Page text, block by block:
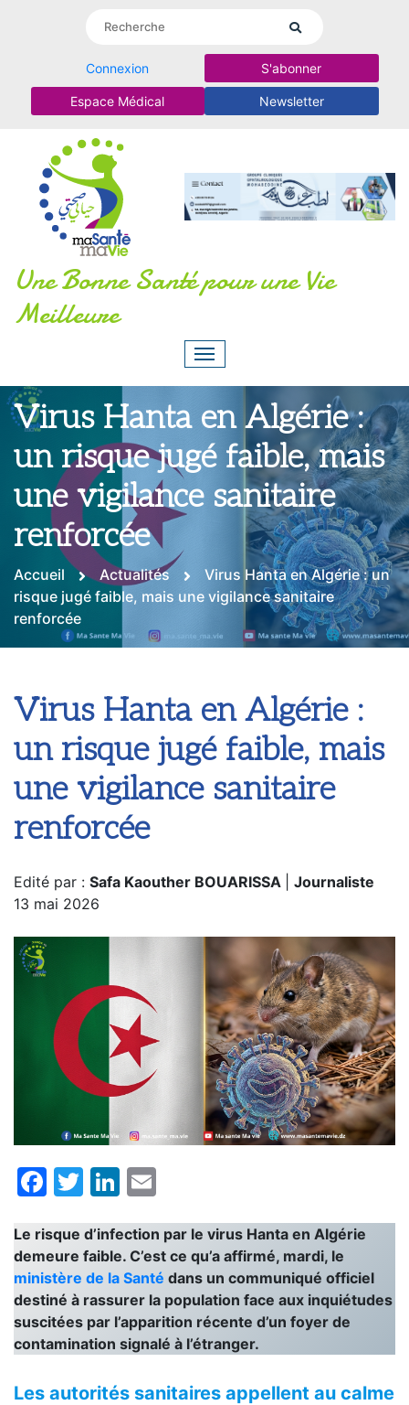
Connexion S'abonner
Espace Médical Newsletter
Une Bonne Santé pour une Vie
Meilleure
Virus Hanta en Algérie :
un risque jugé faible, mais
une vigilance sanitaire
renforcée
Accueil Actualités
Virus Hanta en Algérie : un
risque jugé faible, mais une vigilance sanitaire
renforcée
Virus Hanta en Algérie :
un risque jugé faible, mais
une vigilance sanitaire
renforcée
Edité par : Safa Kaouther BOUARISSA
Journaliste
13 mai 2026
Facebook
TwitterLinkedIn
Le risque d’infection par le virus Hanta en Algérie
demeure faible. C’est ce qu’a affirmé, mardi, le
ministère de la Santé dans un communiqué officiel
destiné à rassurer la population face aux inquiétudes
suscitées par l’apparition récente d’un foyer de
contamination signalé à l’étranger.
Les autorités sanitaires appellent au calme